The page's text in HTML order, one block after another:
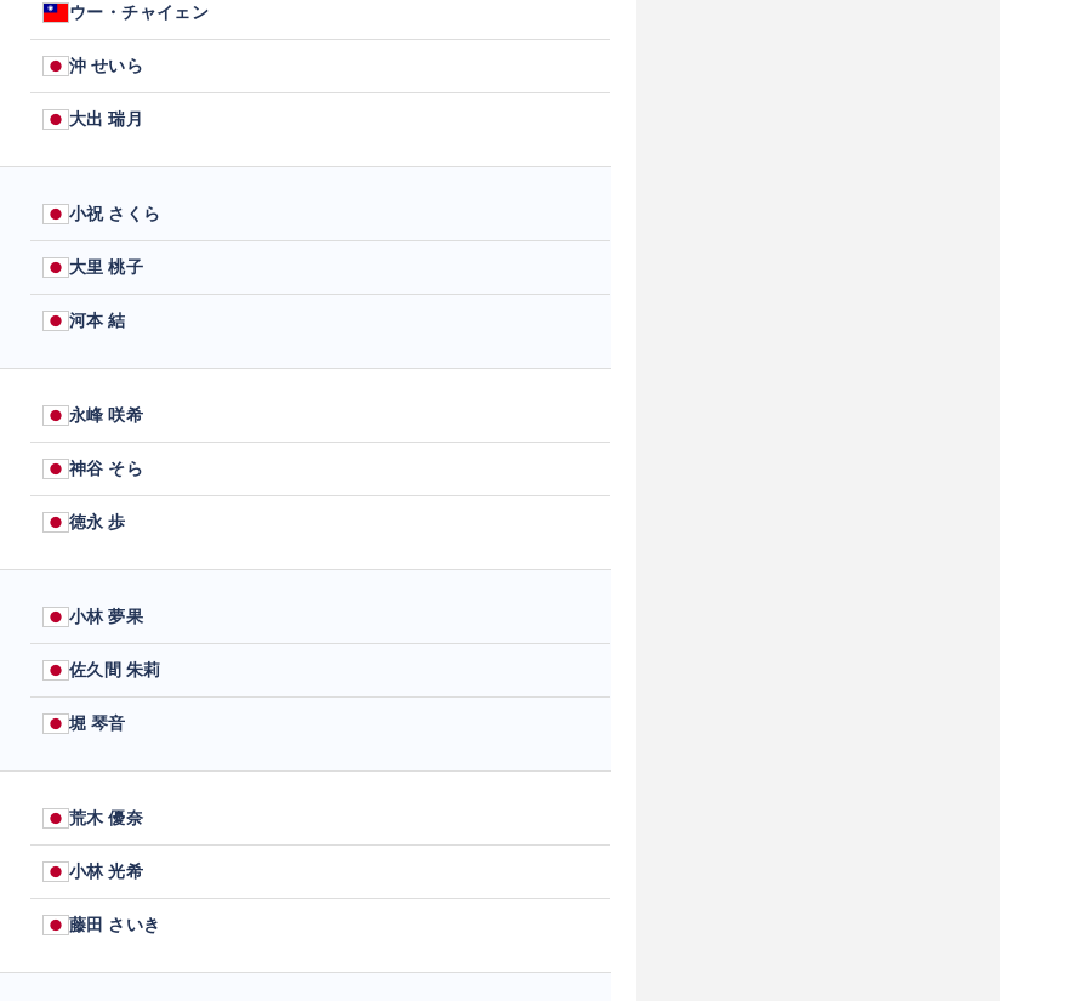
ウー・チャイェン
沖 せいら
大出 瑞月
小祝 さくら
大里 桃子
河本 結
永峰 咲希
神谷 そら
徳永 歩
小林 夢果
佐久間 朱莉
堀 琴音
荒木 優奈
小林 光希
藤田 さいき